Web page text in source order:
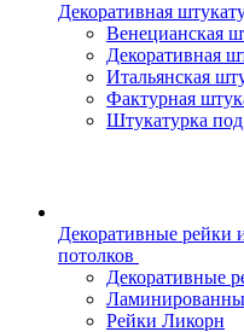
Декоративная
Венецианская
Декоративная
Итальянская
Фактурная
Штукатурка под
Декоративные рейки
потолков
Декоративные
Рейки Ликорн